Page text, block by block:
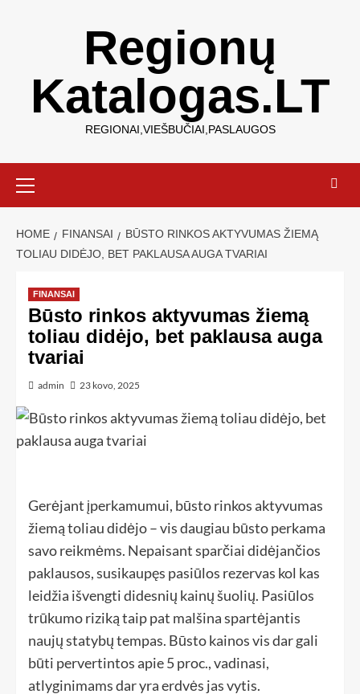
Regionų
Katalogas.LT
REGIONAI,VIEŠBUČIAI,PASLAUGOS
HOME FINANSAI
BŪSTO RINKOS AKTYVUMAS ŽIEMĄ
TOLIAU DIDĖJO, BET PAKLAUSA AUGA TVARIAI
FINANSAI
Būsto rinkos aktyvumas žiemą
toliau didėjo, bet paklausa auga
tvariai
admin 23 kovo, 2025
Gerėjant įperkamumui, būsto rinkos aktyvumas
žiemą toliau didėjo – vis daugiau būsto perkama
savo reikmėms. Nepaisant sparčiai didėjančios
paklausos, susikaupęs pasiūlos rezervas kol kas
leidžia išvengti didesnių kainų šuolių. Pasiūlos
trūkumo riziką taip pat malšina spartėjantis
naujų statybų tempas. Būsto kainos vis dar gali
būti pervertintos apie 5 proc., vadinasi,
atlyginimams dar yra erdvės jas vytis.